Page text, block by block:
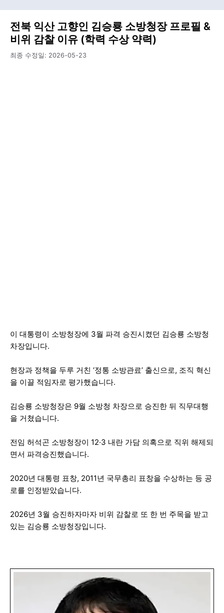
전북 익산 고향인 김승룡 소방청장 프로필 &
비위 감찰 이유 (학력 수상 약력)
최종 수정일: 2026-05-23
이 대통령이 소방청장에 3월 파격 승진시켰던 김승룡 소방청
차장입니다.
현장과 정책을 두루 거친 ‘정통 소방관료’ 출신으로, 조직 혁신
을 이끌 적임자로 평가했습니다.
김승룡 소방청장은 9월 소방청 차장으로 승진한 뒤 직무대행
을 거쳤습니다.
전임 허석곤 소방청장이 12·3 내란 가담 의혹으로 직위 해제되
면서 파격승진했습니다.
2020년 대통령 표창, 2011년 국무총리 표창을 수상하는 등 공
로를 인정받았습니다.
2026년 3월 승진하자마자 비위 감찰로 또 한 번 주목을 받고
있는 김승룡 소방청장입니다.